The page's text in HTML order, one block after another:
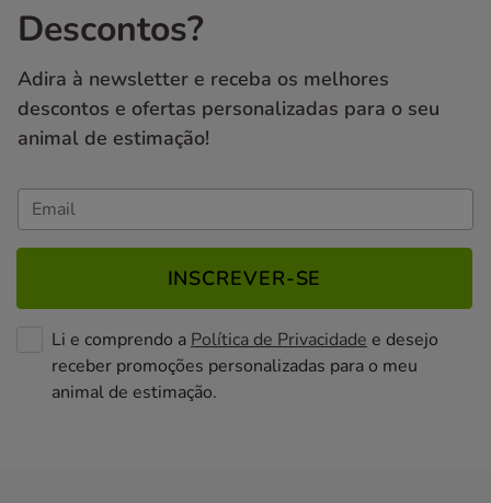
Descontos?
Adira à newsletter e receba os melhores
descontos e ofertas personalizadas para o seu
animal de estimação!
INSCREVER-SE
Li e comprendo a Política de Privacidade e desejo
receber promoções personalizadas para o meu
animal de estimação.